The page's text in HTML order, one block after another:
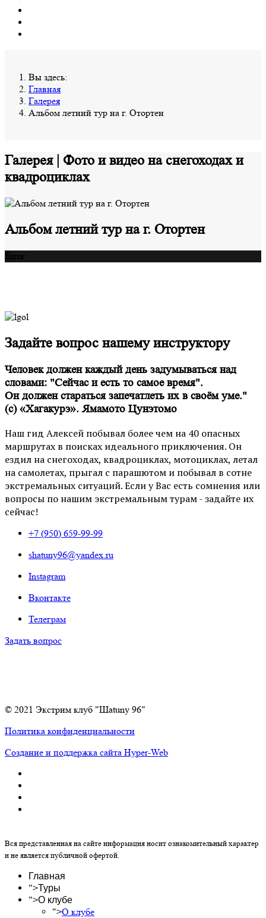
Вы здесь:
Главная
Галерея
Альбом летний тур на г. Отортен
Галерея | Фото и видео на снегоходах и
квадроциклах
Альбом летний тур на г. Отортен
Error
Задайте вопрос нашему инструктору
Человек должен каждый день задумываться над
словами: "Сейчас и есть то самое время".
Он должен стараться запечатлеть их в своём уме."
(с)«Хагакурэ». Ямамото Цунэтомо
Наш гид Алексей побывал более чем на 40 опасных
маршрутах в поисках идеального приключения. Он
ездил на снегоходах, квадроциклах, мотоциклах, летал
на самолетах, прыгал с парашютом и побывал в сотне
экстремальных ситуаций. Если у Вас есть сомнения или
вопросы по нашим экстремальным турам - задайте их
сейчас!
+7 (950) 659-99-99
shatuny96@yandex.ru
Instagram
Вконтакте
Телеграм
Задать вопрос
© 2021 Экстрим клуб "Шаtuny 96"
Политика конфиденциальности
Создание и поддержка сайта Hyper-Web
Вся представленная на сайте информация носит ознакомительный характер
и не является публичной офертой.
Главная
">Туры
">О клубе
">О клубе